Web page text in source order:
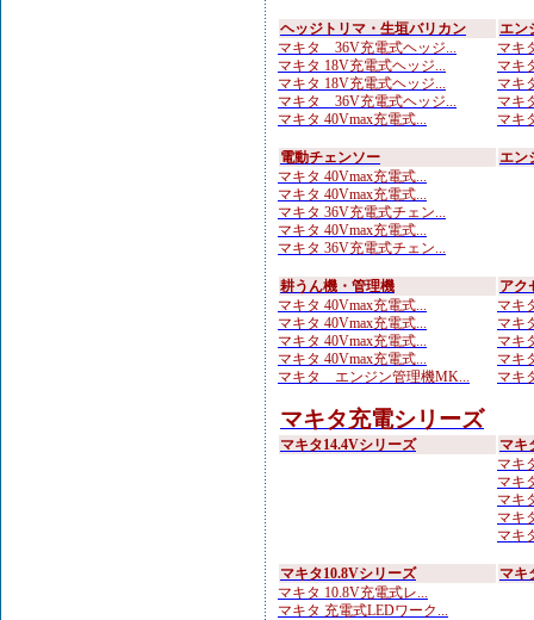
ヘッジトリマ・生垣バリカン
マキタ 36V充電式ヘッジ...
マキタ 18V充電式ヘッジ...
マキタ 18V充電式ヘッジ...
マキタ 36V充電式ヘッジ...
マキタ 40Vmax充電式...
エン
マキ
マキ
マキ
マキ
マキ
電動チェンソー
マキタ 40Vmax充電式...
マキタ 40Vmax充電式...
マキタ 36V充電式チェン...
マキタ 40Vmax充電式...
マキタ 36V充電式チェン...
エン
耕うん機・管理機
マキタ 40Vmax充電式...
マキタ 40Vmax充電式...
マキタ 40Vmax充電式...
マキタ 40Vmax充電式...
マキタ エンジン管理機MK...
アク
マキ
マキ
マキ
マキ
マキ
マキタ充電シリーズ
マキタ14.4Vシリーズ
マキ
マキ
マキ
マキ
マキ
マキ
マキタ10.8Vシリーズ
マキタ 10.8V充電式レ...
マキタ 充電式LEDワーク...
マキ